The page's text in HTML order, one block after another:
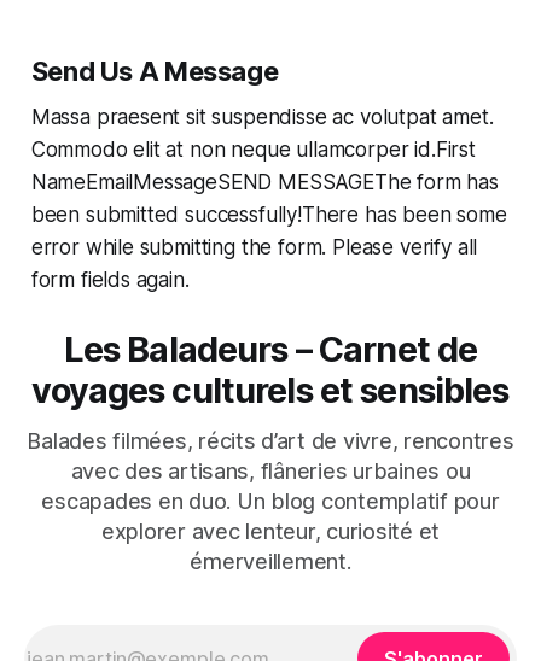
Send Us A Message​
Massa praesent sit suspendisse ac volutpat amet.
Commodo elit at non neque ullamcorper id.First
NameEmailMessageSEND MESSAGEThe form has
been submitted successfully!There has been some
error while submitting the form. Please verify all
form fields again.
Les Baladeurs – Carnet de
voyages culturels et sensibles
Balades filmées, récits d’art de vivre, rencontres
avec des artisans, flâneries urbaines ou
escapades en duo. Un blog contemplatif pour
explorer avec lenteur, curiosité et
émerveillement.